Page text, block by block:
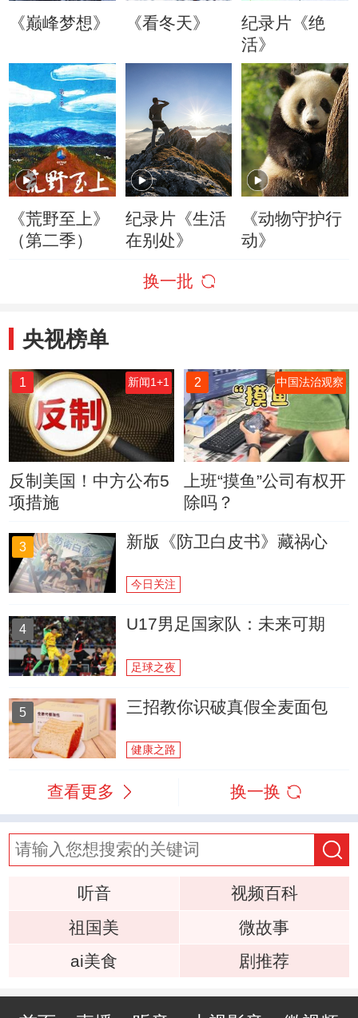
《巅峰梦想》 《看冬天》
纪录片《绝
活》
《荒野至上》
（第二季）
纪录片《生活
在别处》
《动物守护行
动》
换一批
央视榜单
1 新闻1+1
反制美国！中方公布5
项措施
2 中国法治观察
上班“摸鱼”公司有权开
除吗？
3 新版《防卫白皮书》藏祸心
今日关注
4 U17男足国家队：未来可期
足球之夜
5 三招教你识破真假全麦面包
健康之路
查看更多 换一换
听音
视频百科
祖国美
微故事
ai美食
剧推荐